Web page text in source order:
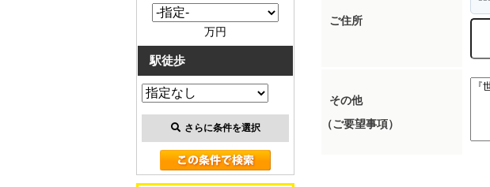
ご住所
その他
（ご要望事項）
万円
駅徒歩
さらに条件を選択